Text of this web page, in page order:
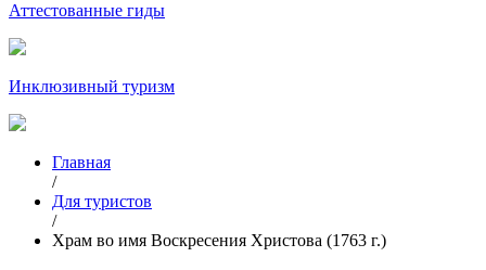
Аттестованные гиды
Инклюзивный туризм
Главная
/
Для туристов
/
Храм во имя Воскресения Христова (1763 г.)